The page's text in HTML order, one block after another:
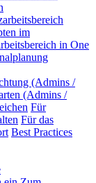
im
in One
(Admins /
(Admins /
Für
Für das
Best Practices